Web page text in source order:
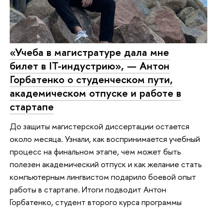
«Учеба в магистратуре дала мне
билет в IT-индустрию», — Антон
Горбатенко о студенческом пути,
академическом отпуске и работе в
стартапе
До защиты магистерской диссертации остается
около месяца. Узнали, как воспринимается учебный
процесс на финальном этапе, чем может быть
полезен академический отпуск и как желание стать
компьютерным лингвистом подарило боевой опыт
работы в стартапе. Итоги подводит Антон
Горбатенко, студент второго курса программы